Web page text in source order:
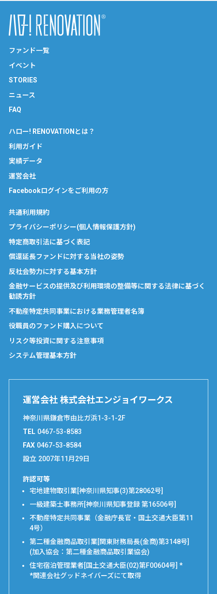
ファンド一覧
イベント
STORIES
ニュース
FAQ
ハロー! RENOVATIONとは？
利用ガイド
実績データ
運営会社
Facebookログインをご利用の方
共通利用規約
プライバシーポリシー(個人情報保護方針)
特定商取引法に基づく表記
償還延長ファンドに対する当社の姿勢
反社会勢力に対する基本方針
金融サービスの提供及び利用環境の整備等に関する法律に基づく
勧誘方針
不動産特定共同事業における業務管理者名簿
役職員のファンド購入について
リスク等投資に関する注意事項
システム管理基本方針
運営会社 株式会社エンジョイワークス
神奈川県鎌倉市由比ガ浜1-3-1-2F
TEL 0467-53-8583
FAX 0467-53-8584
設立 2007年11月29日
許認可等
宅地建物取引業[神奈川県知事(3)第28062号]
一級建築士事務所[神奈川県知事登録 第16506号]
不動産特定共同事業（金融庁長官・国土交通大臣第11
4号）
第二種金融商品取引業[関東財務局長(金商)第3148号]
(加入協会：第二種金融商品取引業協会)
住宅宿泊管理業者[国土交通大臣(02)第F00604号] *
*関連会社グッドネイバーズにて取得